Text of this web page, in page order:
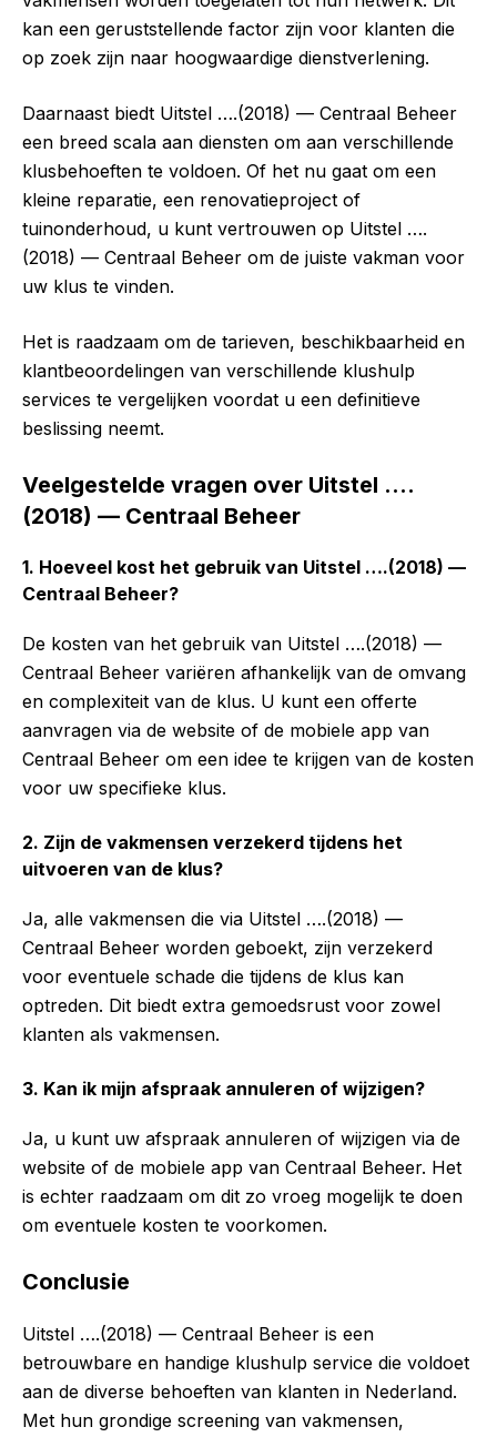
kan een geruststellende factor zijn voor klanten die
op zoek zijn naar hoogwaardige dienstverlening.
Daarnaast biedt Uitstel ….(2018) — Centraal Beheer
een breed scala aan diensten om aan verschillende
klusbehoeften te voldoen. Of het nu gaat om een
kleine reparatie, een renovatieproject of
tuinonderhoud, u kunt vertrouwen op Uitstel ….
(2018) — Centraal Beheer om de juiste vakman voor
uw klus te vinden.
Het is raadzaam om de tarieven, beschikbaarheid en
klantbeoordelingen van verschillende klushulp
services te vergelijken voordat u een definitieve
beslissing neemt.
Veelgestelde vragen over Uitstel ….
(2018) — Centraal Beheer
1. Hoeveel kost het gebruik van Uitstel ….(2018) —
Centraal Beheer?
De kosten van het gebruik van Uitstel ….(2018) —
Centraal Beheer variëren afhankelijk van de omvang
en complexiteit van de klus. U kunt een offerte
aanvragen via de website of de mobiele app van
Centraal Beheer om een idee te krijgen van de kosten
voor uw specifieke klus.
2. Zijn de vakmensen verzekerd tijdens het
uitvoeren van de klus?
Ja, alle vakmensen die via Uitstel ….(2018) —
Centraal Beheer worden geboekt, zijn verzekerd
voor eventuele schade die tijdens de klus kan
optreden. Dit biedt extra gemoedsrust voor zowel
klanten als vakmensen.
3. Kan ik mijn afspraak annuleren of wijzigen?
Ja, u kunt uw afspraak annuleren of wijzigen via de
website of de mobiele app van Centraal Beheer. Het
is echter raadzaam om dit zo vroeg mogelijk te doen
om eventuele kosten te voorkomen.
Conclusie
Uitstel ….(2018) — Centraal Beheer is een
betrouwbare en handige klushulp service die voldoet
aan de diverse behoeften van klanten in Nederland.
Met hun grondige screening van vakmensen,